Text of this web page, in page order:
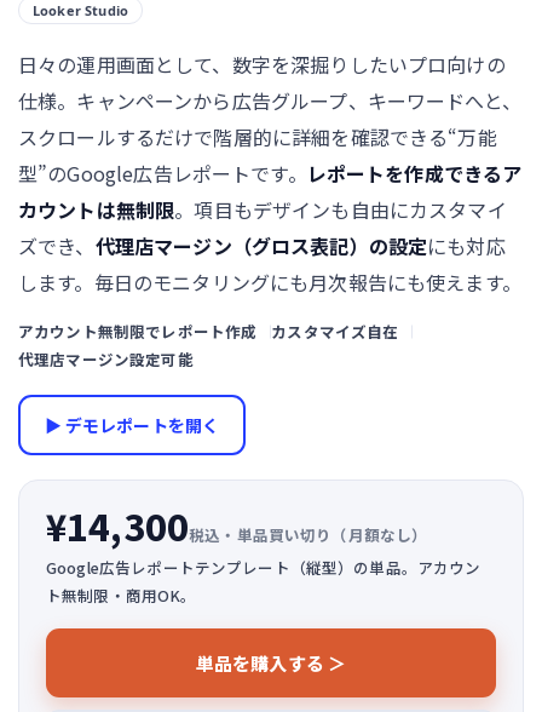
Looker Studio
日々の運用画面として、数字を深掘りしたいプロ向けの
仕様。キャンペーンから広告グループ、キーワードへと、
スクロールするだけで階層的に詳細を確認できる“万能
型”のGoogle広告レポートです。 レポートを作成できるア
カウントは無制限。項目もデザインも自由にカスタマイ
ズでき、 代理店マージン（グロス表記）の設定にも対応
します。毎日のモニタリングにも月次報告にも使えます。
アカウント無制限でレポート作成
カスタマイズ自在
代理店マージン設定可能
▶ デモレポートを開く
¥14,300税込・単品買い切り（月額なし）
Google広告レポートテンプレート（縦型）の単品。アカウン
ト無制限・商用OK。
単品を購入する ＞